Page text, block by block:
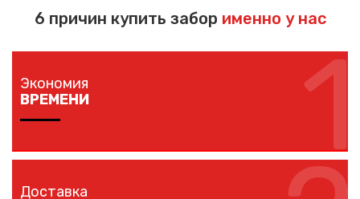
6 причин купить забор именно у нас
1
Экономия
ВРЕМЕНИ
зависимости от длины забора, способа монтажа и
Доставка